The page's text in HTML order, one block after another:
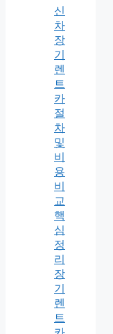
신
차
장
기
렌
트
카
절
차
및
비
용
비
교
핵
심
정
리
장
기
렌
트